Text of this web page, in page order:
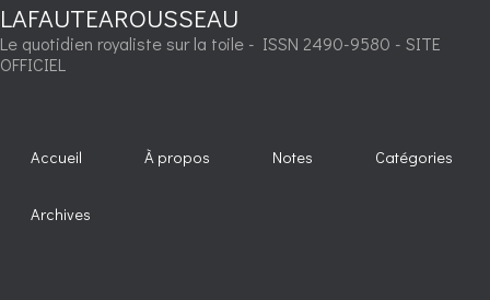
LAFAUTEAROUSSEAU
Le quotidien royaliste sur la toile - ISSN 2490-9580 - SITE
OFFICIEL
Accueil À propos Notes Catégories
Archives